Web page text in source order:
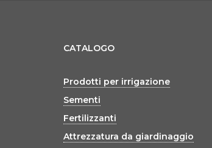
CATALOGO
Prodotti per irrigazione
Sementi
Fertilizzanti
Attrezzatura da giardinaggio